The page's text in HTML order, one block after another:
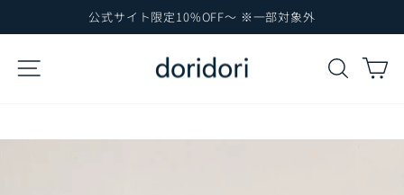
ン
ス
イ
ド
公式サイト限定10%OFF～ ※一部対象外
サイトナビゲーション 検索